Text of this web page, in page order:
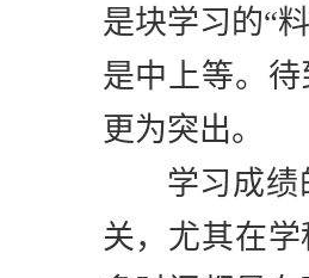
是块学习的“
是中上等。
更为突出。
学习成
关，尤其在学